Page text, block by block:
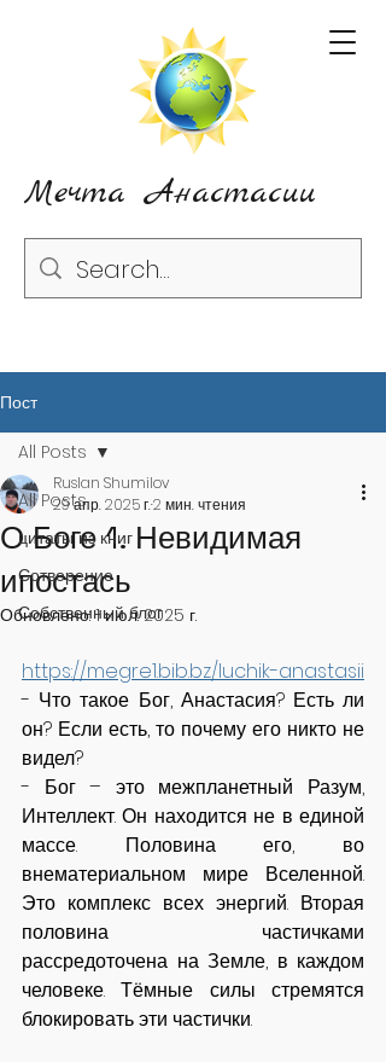
Мечта Анастасии
Пост
All Posts
цитаты из книг
Сотворение
Собственный блог
All Posts
О Боге 1. Невидимая
ипостась
Ruslan Shumilov
29 апр. 2025 г.2 мин. чтения
Обновлено:1 июл. 2025 г.
https://megre1.bib.bz/luchik-anastasii
- Что такое Бог, Анастасия? Есть ли
он? Если есть, то почему его никто не
видел?
- Бог – это межпланетный Разум,
Интеллект. Он находится не в единой
массе. Половина его, во
внематериальном мире Вселенной.
Это комплекс всех энергий. Вторая
половина частичками
рассредоточена на Земле, в каждом
человеке. Тёмные силы стремятся
блокировать эти частички.